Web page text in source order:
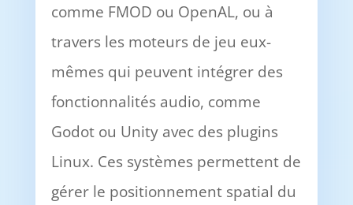
comme FMOD ou OpenAL, ou à
travers les moteurs de jeu eux-
mêmes qui peuvent intégrer des
fonctionnalités audio, comme
Godot ou Unity avec des plugins
Linux. Ces systèmes permettent de
gérer le positionnement spatial du